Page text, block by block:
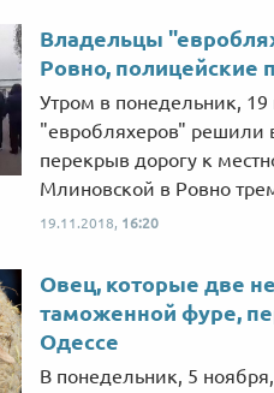
Владельцы
Ровно, полицейские
Утром в понедельник, 19
"евробляхеров" решили
перекрыв дорогу к
Млиновской в Ровно
19.11.2018, 16:20
Овец, которые две
таможенной фуре,
Одессе
В понедельник, 5 ноября,